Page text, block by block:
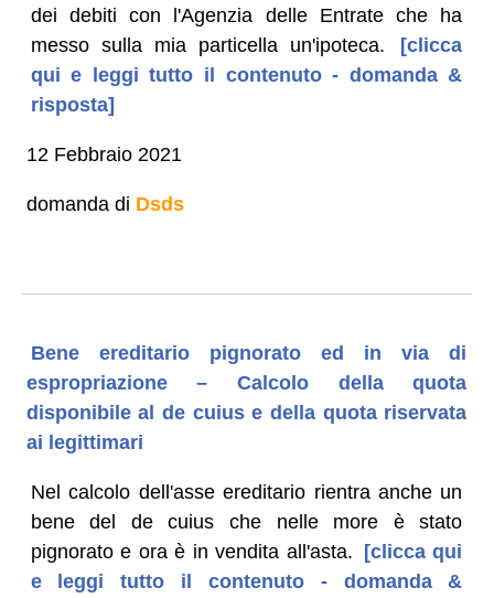
dei debiti con l'Agenzia delle Entrate che ha
messo sulla mia particella un'ipoteca.
[clicca
qui e leggi tutto il contenuto - domanda &
risposta]
12 Febbraio 2021
domanda di Dsds
Bene ereditario pignorato ed in via di
espropriazione – Calcolo della quota
disponibile al de cuius e della quota riservata
ai legittimari
Nel calcolo dell'asse ereditario rientra anche un
bene del de cuius che nelle more è stato
pignorato e ora è in vendita all'asta. [clicca qui
e leggi tutto il contenuto - domanda &